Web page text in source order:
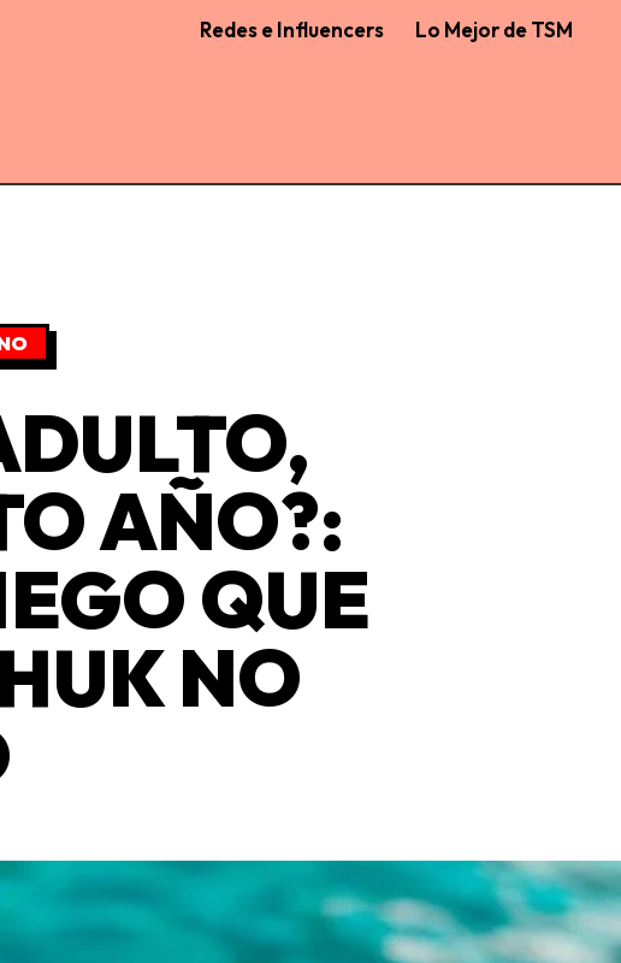
Redes e Influencers Lo Mejor de TSM
AÑO?:
QUE
NO